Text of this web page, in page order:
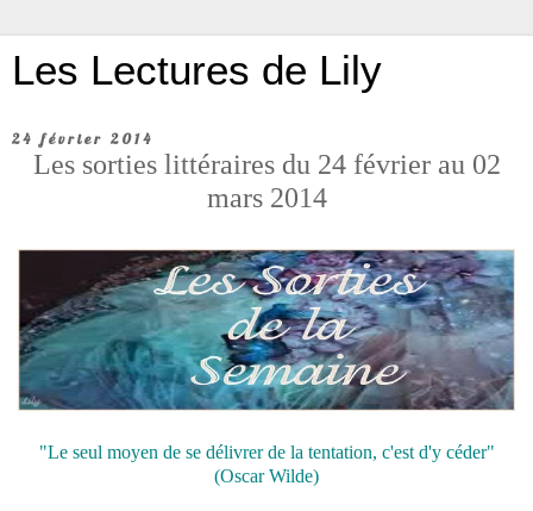
Les Lectures de Lily
24 février 2014
Les sorties littéraires du 24 février au 02
mars 2014
"Le seul moyen de se délivrer de la tentation, c'est d'y céder"
(Oscar Wilde)